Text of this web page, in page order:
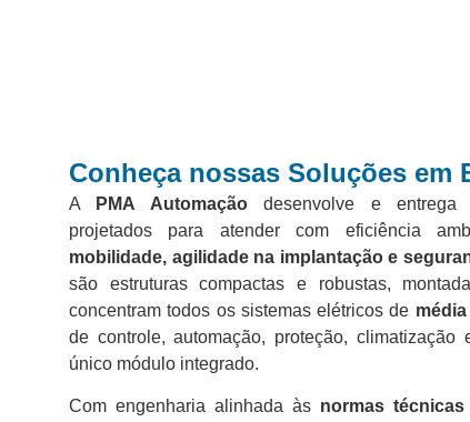
Conheça nossas Soluções em
A PMA Automaçãodesenvolve e entrega
projetados para atender com eficiência
mobilidade, agilidade na implantação e
são estruturas compactas e robustas,
concentram todos os sistemas elétricos de
de controle, automação, proteção,
único módulo integrado.
Com engenharia alinhada às normas